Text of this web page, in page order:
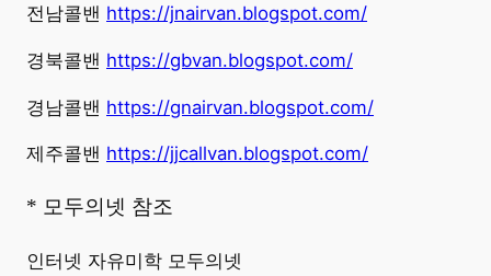
전남콜밴 https://jnairvan.blogspot.com/
경북콜밴 https://gbvan.blogspot.com/
경남콜밴 https://gnairvan.blogspot.com/
제주콜밴 https://jjcallvan.blogspot.com/
* 모두의넷 참조
인터넷 자유미학 모두의넷